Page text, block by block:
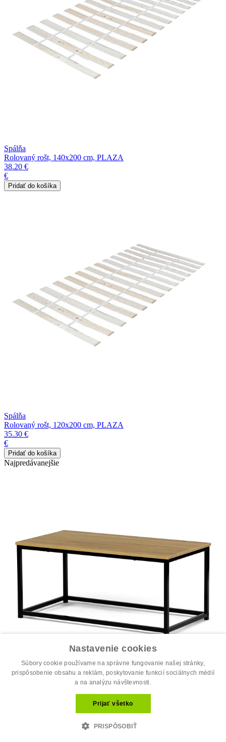
Spálňa
Rolovaný rošt, 140x200 cm, PLAZA
38.20 €
€
Spálňa
Rolovaný rošt, 120x200 cm, PLAZA
35.30 €
€
Najpredávanejšie
Stôl konferenčný, 90x48x41 cm, MDF, d...
Nastavenie cookies
Súbory cookie používame na správne fungovanie našej stránky,
prispôsobenie obsahu a reklám, poskytovanie funkcií sociálnych médií
a na analýzu návštevnosti.
Prijať všetko
PRISPÔSOBIŤ